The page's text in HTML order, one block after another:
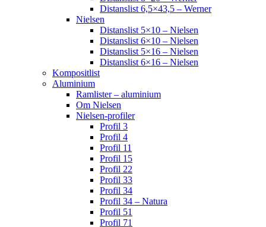
Distanslist 6,5×43,5 – Werner
Nielsen
Distanslist 5×10 – Nielsen
Distanslist 6×10 – Nielsen
Distanslist 5×16 – Nielsen
Distanslist 6×16 – Nielsen
Kompositlist
Aluminium
Ramlister – aluminium
Om Nielsen
Nielsen-profiler
Profil 3
Profil 4
Profil 11
Profil 15
Profil 22
Profil 33
Profil 34
Profil 34 – Natura
Profil 51
Profil 71